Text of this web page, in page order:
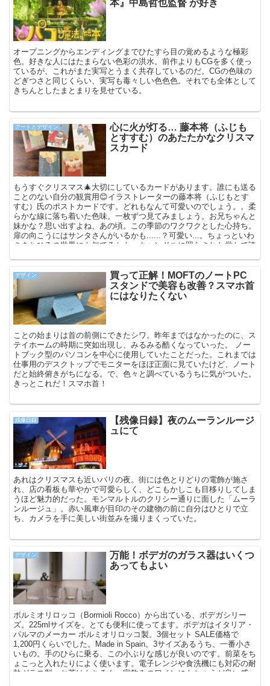
本』中島哲也監督 が好き
オープニングからエンディングまでひたすら目の覚めるような極彩
色。好きな人にはたまらない色彩の洪水。前作よりもCGを多く使っ
ているが、これがまた実写とうまく共存しているのだ。CGの色味の
どぎつさと同じくらい、実写も毒々しい色色色。それでも全体として
きちんとしたまとまりを見せている。
アートとデザイン
心に火が灯る… 藤本将（ふじも
とすすむ）のあたたかなクリスマ
スカード
もうすぐクリスマス🎄大切にしているカードがあります。誰にも送る
ことのない自分の観賞用😊イラストレーターの藤本将（ふじもとす
すむ）氏のポストカードです。どれもなんて可愛いのでしょう。。柔
らかな線に落ち着いた色味。一枚ずつ見てみましょう。お兄ちゃんと
妹かな？思い出すよね、あの頃。この季節のワクワクとした心持ち。
扉の向こうにはサンタさんがいるかも......？可愛い...。ちょっといわ
さきちひろの世界にも似てるかも。キャンドルに照らされた厳かで誇
デザイン
買って正解！MOFTのノートPC
スタンドで美容も改善？スマホ首
にはなりたくない
ことの始まりは首の前側にできたシワ。昨年まではなかったのに、ス
テイホームの時期に突如出現し、みるみる酷くなっていった。 ノー
トブック型のパソコンを中心に使用していたことだった。これまでは
仕事用のデスクトップでモニターをほぼ正面に見ていたけど、ノート
だと始終俯きがちになる。で、色々と調べているうちに気がついた。
きっとこれだ！スマホ首！
残像日録
【残像日録】夜のムーランルージ
ュにて
あれはクリスマスも近いパリの夜。街には色とりどりの電飾が施さ
れ、店の看板も華やかで可愛らしく、どこもかしこも目移りしてしま
うほど魅力的だった。モンマルトルのクリシー通りに面した「ムーラ
ンルージュ」。赤い風車が目印のその建物の前に自分はひとりで立
ち、カメラを手に美しい街並みを撮りまくっていた。
デザイン
万能！ボデガのガラス器はいくつ
あってもよい
ボルミオリロッコ（Bormioli Rocco）から出ている、ボデガシリー
ズ。225mlサイズを、とても便利に使ってます。ボデガはイタリア・
パルマのメーカー ボルミオリロッコ製。3個セット SALE価格で
1,200円くらいでした。Made in Spain。3サイズあるうち、一番小さ
いもの。手のひらに乗る、この小ぶりな感じが良いのです。前菜をち
ょこっと入れたりによく使います。電子レンジや食洗機にも対応の耐
熱ガラス製。お茶はもちろん、家飲みのワインにもちょうど良い感